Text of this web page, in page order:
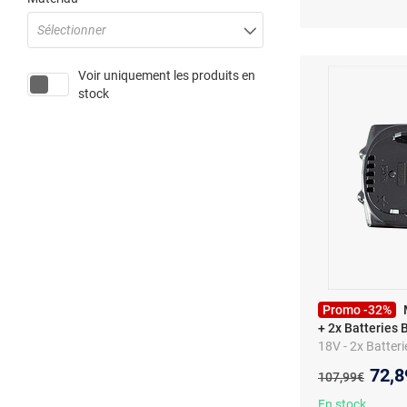
Sélectionner
Voir uniquement les produits en
stock
Promo -32%
+ 2x Batteries
18V - 2x
Ancien prix :
107,99€